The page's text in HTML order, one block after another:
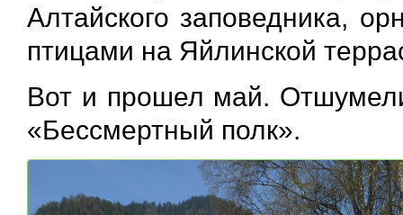
Алтайского заповедника,
птицами на Яйлинской
Вот и прошел май.
«Бессмертный полк».